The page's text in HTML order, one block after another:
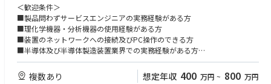
【2】電子顕微鏡の設置（企画～据付）
「ナノ」や「オングストローム」の世界を観察、分析するだけに当社の電
子顕微鏡は非常に繊細です。このため、新たな機器や装置を導入する際に
は、製品仕様検討段階から営業と一緒にお客様先へ出向き、設置レイアウ
＜歓迎条件＞
■製品問わずサービスエンジニアの実務経験がある方
■理化学機器・分析機器の使用経験がある方
■装置のネットワークへの接続及びPC操作のできる方
■半導体及び半導体製造装置業界での実務経験がある方
■英語に抵抗がなく、学びたいという姿勢をお持ちの方
※製品マニュアルが英語なので、技術系の英語が中心です。
複数あり 想定年収 400 万円 ~ 800 万円